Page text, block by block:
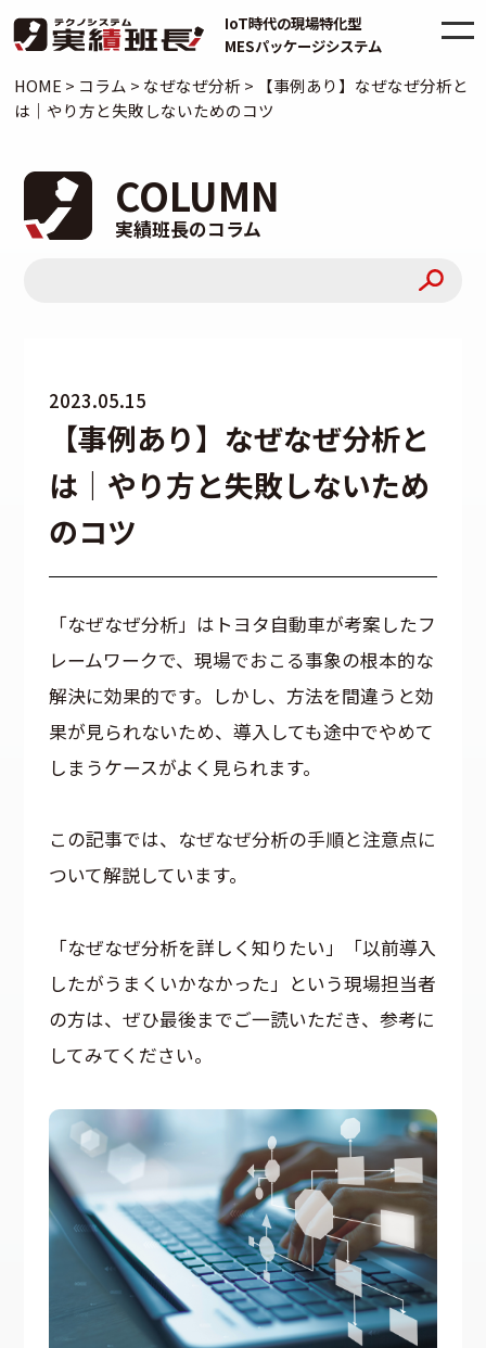
IoT時代の現場特化型
MESパッケージシステム
HOME > コラム > なぜなぜ分析>
【事例あり】なぜなぜ分析と
は｜やり方と失敗しないためのコツ
COLUMN
実績班長のコラム
2023.05.15
【事例あり】なぜなぜ分析と
は｜やり方と失敗しないため
のコツ
「なぜなぜ分析」はトヨタ自動車が考案したフ
レームワークで、現場でおこる事象の根本的な
解決に効果的です。しかし、方法を間違うと効
果が見られないため、導入しても途中でやめて
しまうケースがよく見られます。
この記事では、なぜなぜ分析の手順と注意点に
ついて解説しています。
「なぜなぜ分析を詳しく知りたい」「以前導入
したがうまくいかなかった」という現場担当者
の方は、ぜひ最後までご一読いただき、参考に
してみてください。